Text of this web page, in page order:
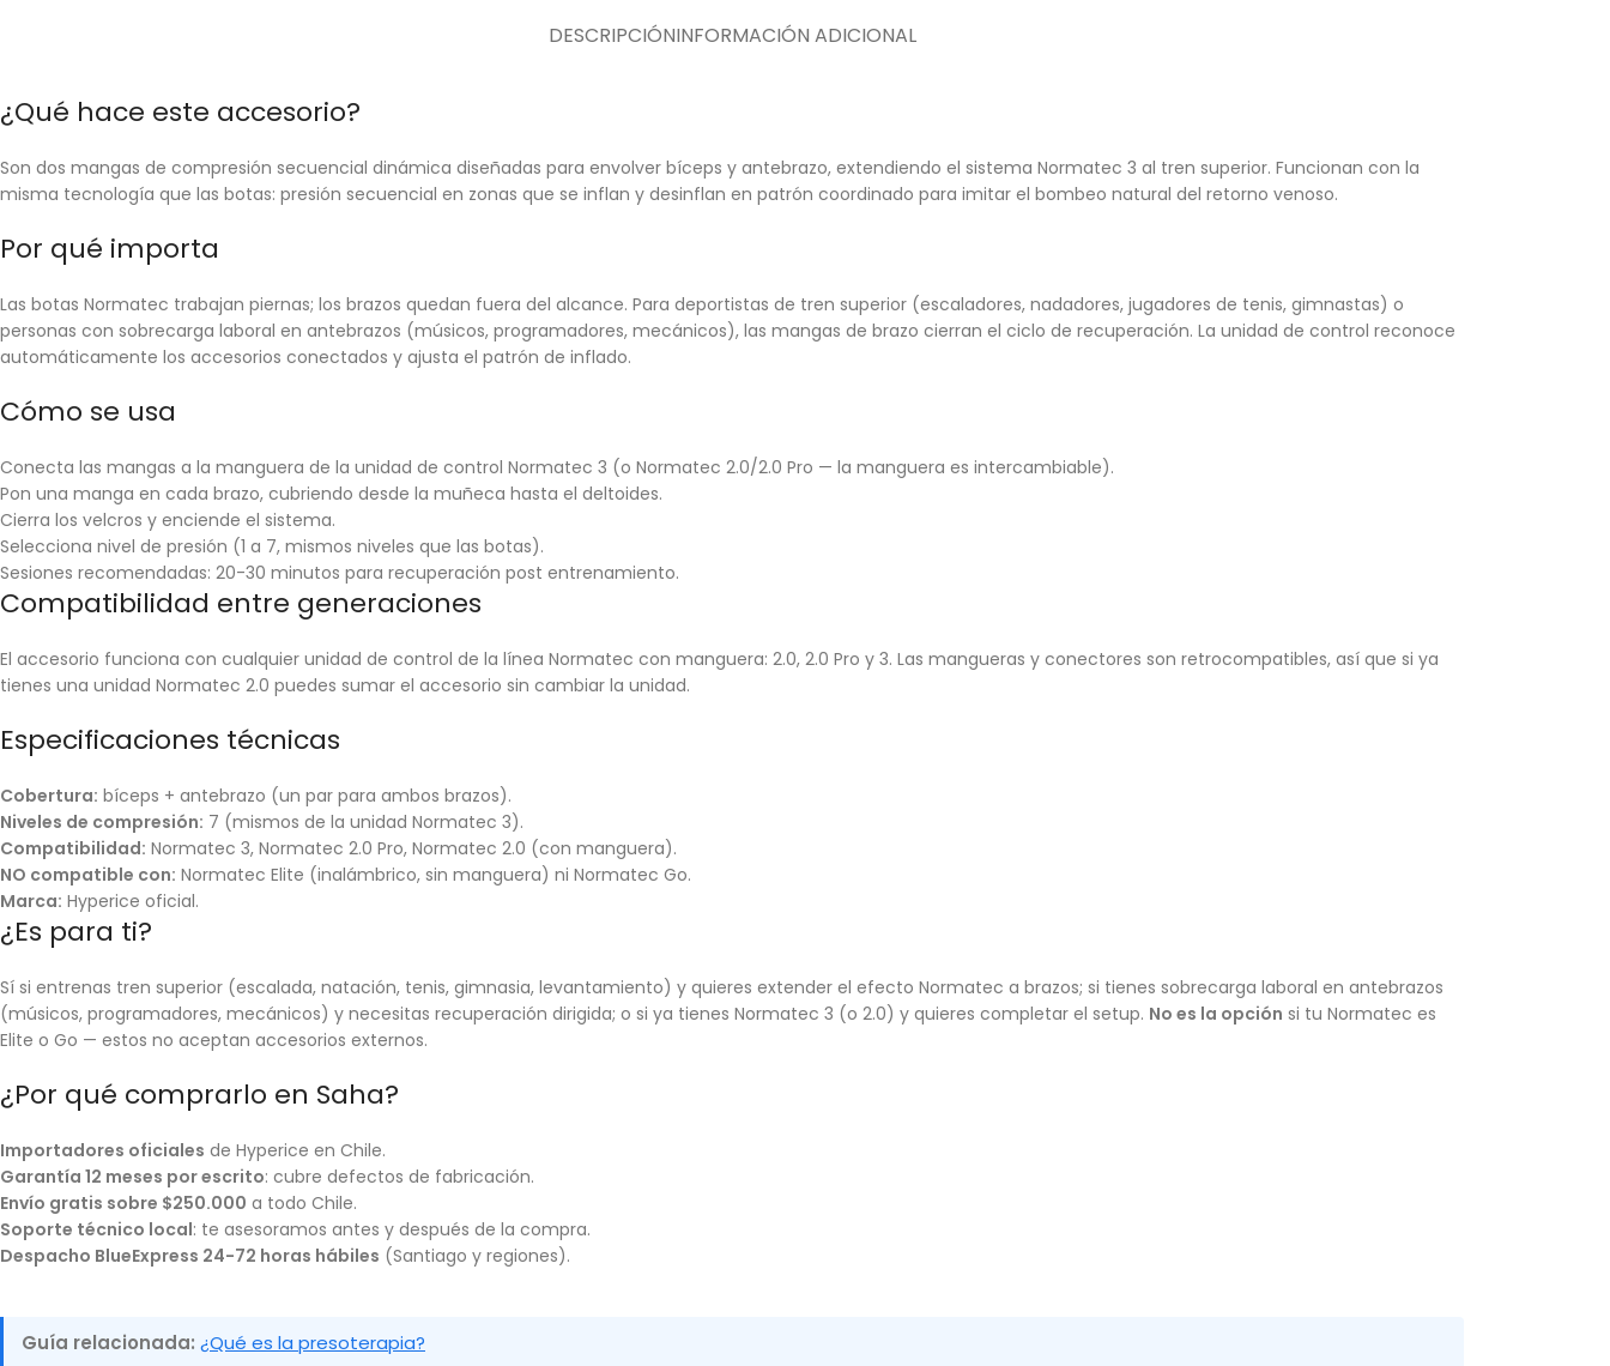
DESCRIPCIÓNINFORMACIÓN ADICIONAL
¿Qué hace este accesorio?
Son dos mangas de compresión secuencial dinámica diseñadas para envolver bíceps y antebrazo, extendiendo el sistema Normatec 3 al tren superior. Funcionan con la
misma tecnología que las botas: presión secuencial en zonas que se inflan y desinflan en patrón coordinado para imitar el bombeo natural del retorno venoso.
Por qué importa
Las botas Normatec trabajan piernas; los brazos quedan fuera del alcance. Para deportistas de tren superior (escaladores, nadadores, jugadores de tenis, gimnastas) o
personas con sobrecarga laboral en antebrazos (músicos, programadores, mecánicos), las mangas de brazo cierran el ciclo de recuperación. La unidad de control reconoce
automáticamente los accesorios conectados y ajusta el patrón de inflado.
Cómo se usa
Conecta las mangas a la manguera de la unidad de control Normatec 3 (o Normatec 2.0/2.0 Pro — la manguera es intercambiable).
Pon una manga en cada brazo, cubriendo desde la muñeca hasta el deltoides.
Cierra los velcros y enciende el sistema.
Selecciona nivel de presión (1 a 7, mismos niveles que las botas).
Sesiones recomendadas: 20-30 minutos para recuperación post entrenamiento.
Compatibilidad entre generaciones
El accesorio funciona con cualquier unidad de control de la línea Normatec con manguera: 2.0, 2.0 Pro y 3. Las mangueras y conectores son retrocompatibles, así que si ya
tienes una unidad Normatec 2.0 puedes sumar el accesorio sin cambiar la unidad.
Especificaciones técnicas
Cobertura: bíceps + antebrazo (un par para ambos brazos).
Niveles de compresión: 7 (mismos de la unidad Normatec 3).
Compatibilidad: Normatec 3, Normatec 2.0 Pro, Normatec 2.0 (con manguera).
NO compatible con: Normatec Elite (inalámbrico, sin manguera) ni Normatec Go.
Marca: Hyperice oficial.
¿Es para ti?
Sí si entrenas tren superior (escalada, natación, tenis, gimnasia, levantamiento) y quieres extender el efecto Normatec a brazos; si tienes sobrecarga laboral en antebrazos
(músicos, programadores, mecánicos) y necesitas recuperación dirigida; o si ya tienes Normatec 3 (o 2.0) y quieres completar el setup. No es la opción si tu Normatec es
Elite o Go — estos no aceptan accesorios externos.
¿Por qué comprarlo en Saha?
Importadores oficiales de Hyperice en Chile.
Garantía 12 meses por escrito: cubre defectos de fabricación.
Envío gratis sobre $250.000 a todo Chile.
Soporte técnico local: te asesoramos antes y después de la compra.
Despacho BlueExpress 24-72 horas hábiles (Santiago y regiones).
Guía relacionada: ¿Qué es la presoterapia?